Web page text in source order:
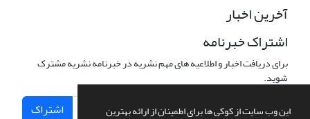
این وب سایت از کوکی ها برای اطمینان از ارائه بهترین
آخرین اخبار
اشتراک خبرنامه
برای دریافت اخبار و اطلاعیه های مهم نشریه در خبرنامه نشریه مشترک
شوید.
اشتراک